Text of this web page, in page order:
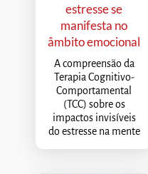
estresse se
manifesta no
âmbito emocional
A compreensão da
Terapia Cognitivo-
Comportamental
(TCC) sobre os
impactos invisíveis
do estresse na mente